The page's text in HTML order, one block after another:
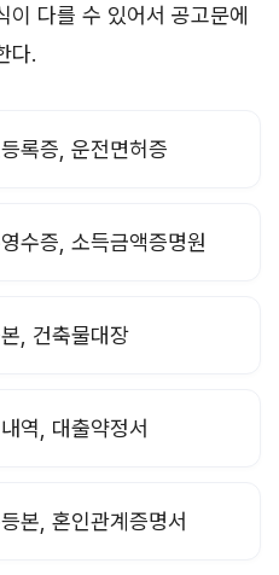
이 다를 수 있어서 공고문에
다.
록증, 운전면허증
수증, 소득금액증명원
, 건축물대장
역, 대출약정서
본, 혼인관계증명서